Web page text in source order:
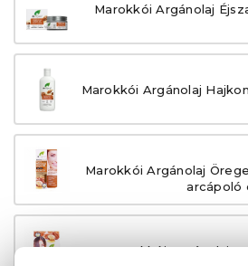
Marokkói Argánolaj
Marokkói Argánolaj
Marokkói Argánolaj
arcápoló
Marokkói Argánolaj